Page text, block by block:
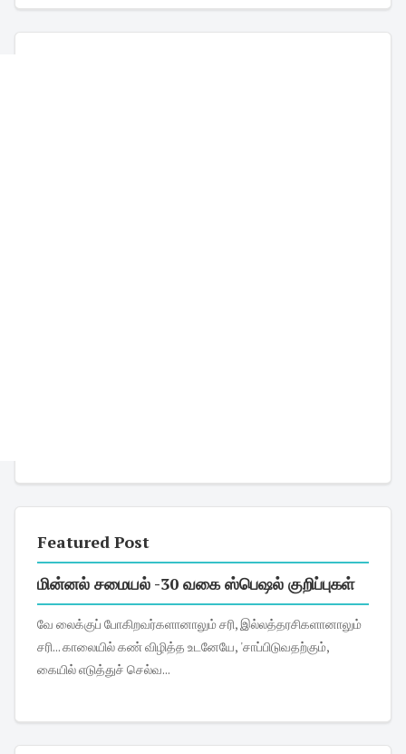
Featured Post
மின்னல் சமையல் -30 வகை ஸ்பெஷல் குறிப்புகள்
வே லைக்குப் போகிறவர்களானாலும் சரி, இல்லத்தரசிகளானாலும்
சரி... காலையில் கண் விழித்த உடனேயே, 'சாப்பிடுவதற்கும்,
கையில் எடுத்துச் செல்வ...